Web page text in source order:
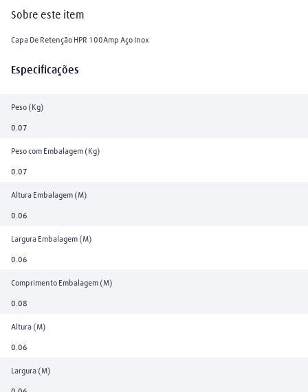
Sobre este item
Capa De Retenção HPR 100Amp Aço Inox
Especificações
Peso (Kg)
0.07
Peso com Embalagem (Kg)
0.07
Altura Embalagem (M)
0.06
Largura Embalagem (M)
0.06
Comprimento Embalagem (M)
0.08
Altura (M)
0.06
Largura (M)